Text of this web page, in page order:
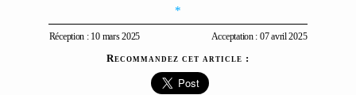
*
Réception : 10 mars 2025 Acceptation : 07 avril 2025
Recommandez cet article :